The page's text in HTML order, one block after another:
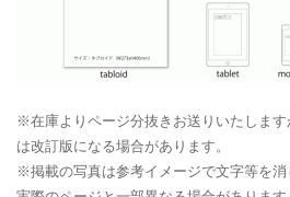
※在庫よりページ分抜きお送りいたしま
は改訂版になる場合があります。
※掲載の写真は参考イメージで文字等を